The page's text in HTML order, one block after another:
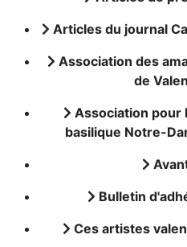
Articles du journal
Association des
de
Association pour
basilique Notre-
Bulletin
Ces artistes